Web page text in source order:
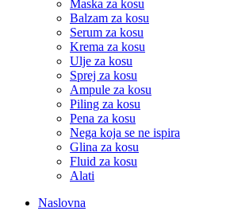
Maska za kosu
Balzam za kosu
Serum za kosu
Krema za kosu
Ulje za kosu
Sprej za kosu
Ampule za kosu
Piling za kosu
Pena za kosu
Nega koja se ne ispira
Glina za kosu
Fluid za kosu
Alati
Naslovna